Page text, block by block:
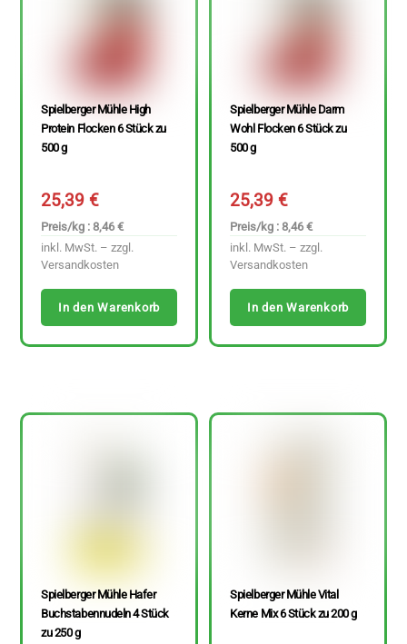
Spielberger Mühle High
Protein Flocken 6 Stück zu
500 g
25,39€
Preis/kg : 8,46 €
inkl. MwSt. – zzgl.
Versandkosten
In den Warenkorb
Spielberger Mühle Darm
Wohl Flocken 6 Stück zu
500 g
25,39€
Preis/kg : 8,46 €
inkl. MwSt. – zzgl.
Versandkosten
In den Warenkorb
Spielberger Mühle Hafer
Buchstabennudeln 4 Stück
zu 250 g
Spielberger Mühle Vital
Kerne Mix 6 Stück zu 200 g